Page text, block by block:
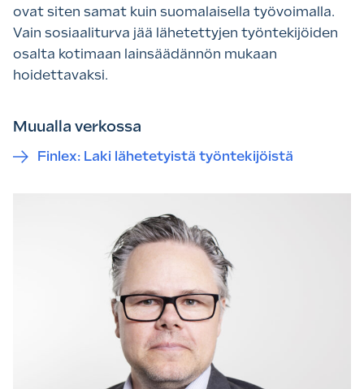
ovat siten samat kuin suomalaisella työvoimalla.
Vain sosiaaliturva jää lähetettyjen työntekijöiden
osalta kotimaan lainsäädännön mukaan
hoidettavaksi.
Muualla verkossa
Finlex: Laki lähetetyistä työntekijöistä